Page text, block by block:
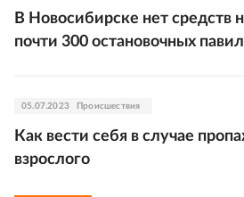
В Новосибирске нет средств
почти 300 остановочных
05.07.2023 Происшествия
Как вести себя в случае
взрослого